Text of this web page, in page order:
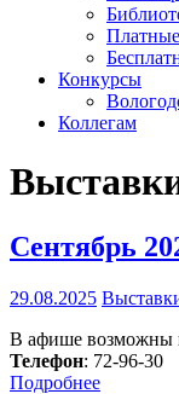
Конкурсы
Коллегам
Сентябрь
29.08.2025
В афише возможны
Телефон: 72-96-30
Подробнее